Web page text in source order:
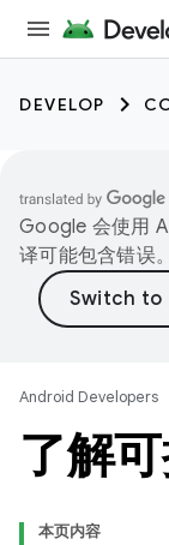
DEVELOP
Google 会使用
译可能包含错误。
Android Developers
了解
本页内容